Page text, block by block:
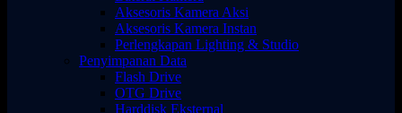
Aksesoris Kamera Aksi
Aksesoris Kamera Instan
Perlengkapan Lighting & Studio
Penyimpanan Data
Flash Drive
OTG Drive
Harddisk Eksternal